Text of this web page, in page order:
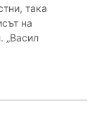
така
на
„Васил